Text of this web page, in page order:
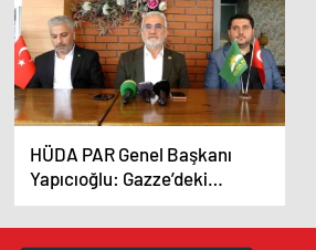
HÜDA PAR Genel Başkanı
Yapıcıoğlu: Gazze’deki
soykırım devam ederse seçim
kampanyası yapmak gelmiyor